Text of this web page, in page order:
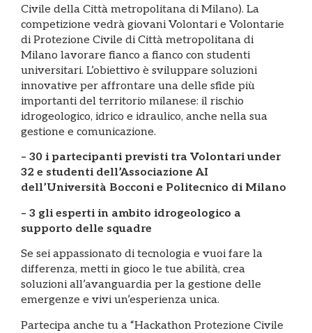
Civile della Città metropolitana di Milano). La
competizione vedrà giovani Volontari e Volontarie
di Protezione Civile di Città metropolitana di
Milano lavorare fianco a fianco con studenti
universitari. L’obiettivo è sviluppare soluzioni
innovative per affrontare una delle sfide più
importanti del territorio milanese: il rischio
idrogeologico, idrico e idraulico, anche nella sua
gestione e comunicazione.
– 30 i partecipanti previsti tra Volontari under
32 e studenti dell’Associazione AI
dell’Università Bocconi e Politecnico di Milano
– 3 gli esperti in ambito idrogeologico a
supporto delle squadre
Se sei appassionato di tecnologia e vuoi fare la
differenza, metti in gioco le tue abilità, crea
soluzioni all’avanguardia per la gestione delle
emergenze e vivi un’esperienza unica.
Partecipa anche tu a “Hackathon Protezione Civile